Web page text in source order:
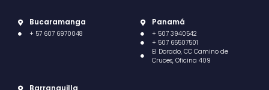
Bucaramanga
+ 57 607 6970048
Panamá
+ 507 3940542
+ 507 65507501
El Dorado, CC Camino de
Cruces, Oficina 409